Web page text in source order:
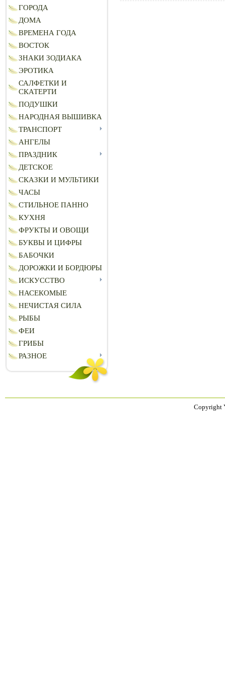
ГОРОДА
ДОМА
ВРЕМЕНА ГОДА
ВОСТОК
ЗНАКИ ЗОДИАКА
ЭРОТИКА
САЛФЕТКИ И
СКАТЕРТИ
ПОДУШКИ
НАРОДНАЯ ВЫШИВКА
ТРАНСПОРТ
АНГЕЛЫ
ПРАЗДНИК
ДЕТСКОЕ
СКАЗКИ И МУЛЬТИКИ
ЧАСЫ
СТИЛЬНОЕ ПАННО
КУХНЯ
ФРУКТЫ И ОВОЩИ
БУКВЫ И ЦИФРЫ
БАБОЧКИ
ДОРОЖКИ И БОРДЮРЫ
ИСКУССТВО
НАСЕКОМЫЕ
НЕЧИСТАЯ СИЛА
РЫБЫ
ФЕИ
ГРИБЫ
РАЗНОЕ
Copyright